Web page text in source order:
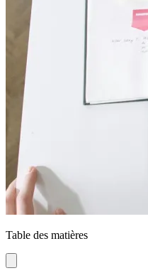
Table des matières